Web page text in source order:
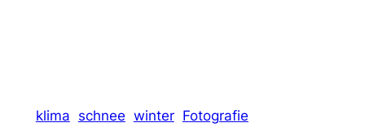
klima schnee winter Fotografie